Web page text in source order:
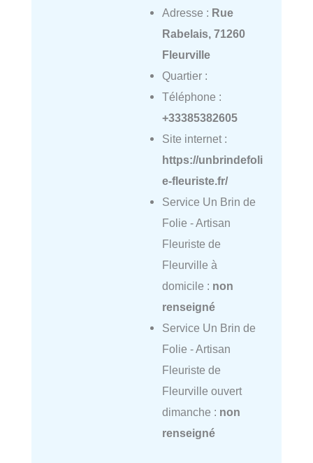
Adresse : Rue
Rabelais, 71260
Fleurville
Quartier :
Téléphone :
+33385382605
Site internet :
https://unbrindefoli
e-fleuriste.fr/
Service Un Brin de
Folie - Artisan
Fleuriste de
Fleurville à
domicile : non
renseigné
Service Un Brin de
Folie - Artisan
Fleuriste de
Fleurville ouvert
dimanche : non
renseigné